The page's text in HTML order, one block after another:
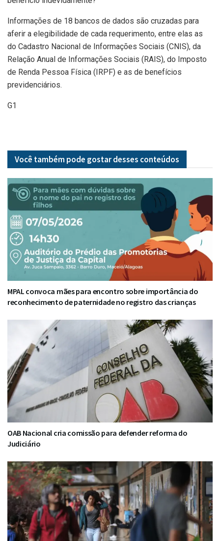
Informações de 18 bancos de dados são cruzadas para
aferir a elegibilidade de cada requerimento, entre elas as
do Cadastro Nacional de Informações Sociais (CNIS), da
Relação Anual de Informações Sociais (RAIS), do Imposto
de Renda Pessoa Física (IRPF) e as de benefícios
previdenciários.
G1
Você também pode gostar desses conteúdos
MPAL convoca mães para encontro sobre importância do
reconhecimento de paternidade no registro das crianças
OAB Nacional cria comissão para defender reforma do
Judiciário